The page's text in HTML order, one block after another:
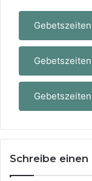
Schreibe